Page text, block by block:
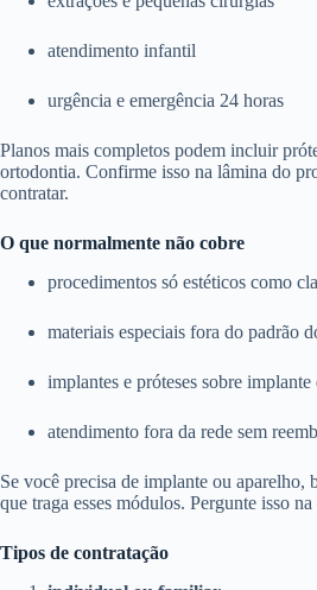
atendimento infantil
urgência e emergência 24 horas
Planos mais completos podem incluir
ortodontia. Confirme isso na lâmina do
contratar.
O que normalmente não cobre
procedimentos só estéticos como
materiais especiais fora do padrão
implantes e próteses sobre implante
atendimento fora da rede sem
Se você precisa de implante ou aparelho,
que traga esses módulos. Pergunte isso na
Tipos de contratação